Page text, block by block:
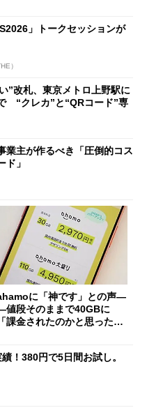
」トークセッションが
）
”改札、東京メトロ上野駅に
“クレカ”と“QRコード”専
業主が作るべき「圧倒的コス
ド」
に「神です」との声―
値段そのままで40GBに
「課金されたのかと思った」
！380円で5日間お試し。